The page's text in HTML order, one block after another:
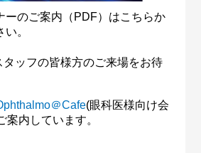
ーのご案内（PDF）はこちらか
。
タッフの皆様方のご来場をお待
＠Cafe(眼科医様向け会
案内しています。